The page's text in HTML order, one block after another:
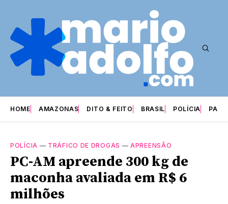
HOME AMAZONAS DITO & FEITO BRASIL POLÍCIA
POLÍCIA — TRÁFICO DE DROGAS —APREENSÃO
PC-AM apreende 300 kg de
maconha avaliada em R$ 6
milhões